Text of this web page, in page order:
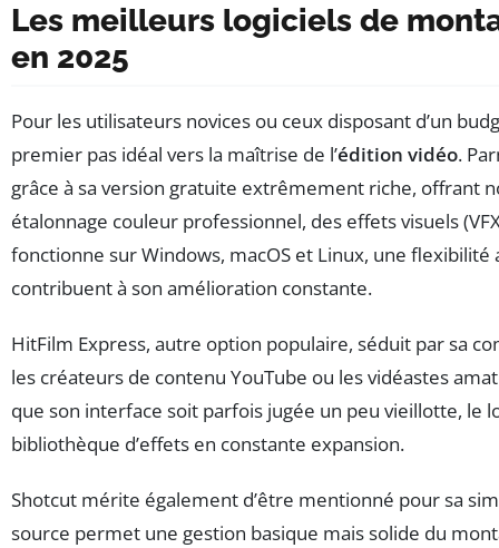
Les meilleurs logiciels de
en 2025
Pour les utilisateurs novices ou ceux disposant d’un
premier pas idéal vers la maîtrise de l’édition vidéo.
grâce à sa version gratuite extrêmement riche, offrant
étalonnage couleur professionnel, des effets visuels
fonctionne sur Windows, macOS et Linux, une
contribuent à son amélioration constante.
HitFilm Express, autre option populaire, séduit par sa
les créateurs de contenu YouTube ou les vidéastes
que son interface soit parfois jugée un peu vieillotte, le
bibliothèque d’effets en constante expansion.
Shotcut mérite également d’être mentionné pour sa
source permet une gestion basique mais solide du